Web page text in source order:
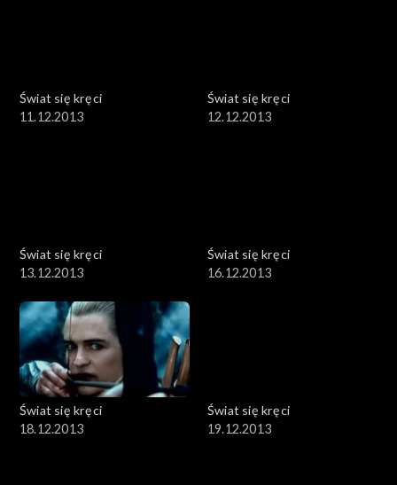
Świat się kręci
11.12.2013
Świat się kręci
12.12.2013
Świat się kręci
13.12.2013
Świat się kręci
16.12.2013
Świat się kręci
18.12.2013
Świat się kręci
19.12.2013